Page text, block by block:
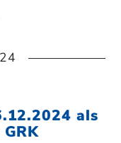
als